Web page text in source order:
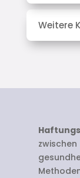
Weitere